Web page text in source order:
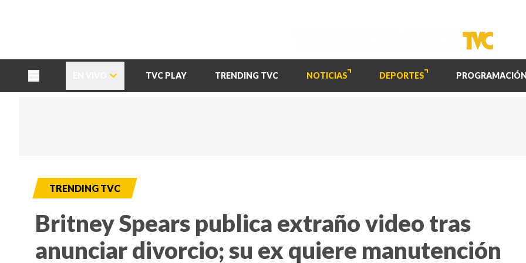
TVC PLAY TRENDING TVC NOTICIAS DEPORTES PROGRAMACIÓN
TRENDING TVC
Britney Spears publica extraño video tras
anunciar divorcio; su ex quiere manutención